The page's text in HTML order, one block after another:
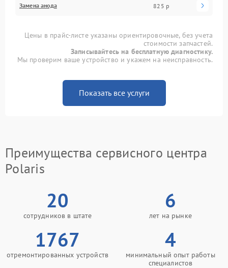
Замена анода 825 р
Цены в прайс-листе указаны ориентировочные, без учета
стоимости запчастей.
Записывайтесь на бесплатную диагностику.
Мы проверим ваше устройство и укажем на неисправность.
Показать все услуги
Преимущества сервисного центра
Polaris
20
сотрудников в штате
6
лет на рынке
1767
отремонтированных устройств
4
минимальный опыт работы
специалистов